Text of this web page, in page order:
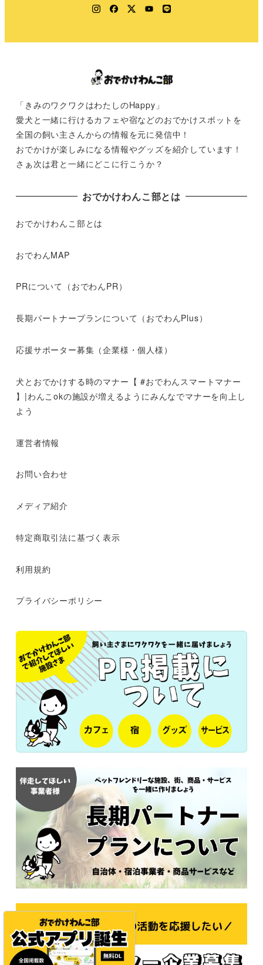
Instagram
Facebook
TwitterYouTube
LINE
「きみのワクワクはわたしのHappy」
愛犬と一緒に行けるカフェや宿などのおでかけスポットを
全国の飼い主さんからの情報を元に発信中！
おでかけが楽しみになる情報やグッズを紹介しています！
さぁ次は君と一緒にどこに行こうか？
おでかけわんこ部とは
おでかけわんこ部とは
おでわんMAP
PRについて（おでわんPR）
長期パートナープランについて（おでわんPlus）
応援サポーター募集（企業様・個人様）
犬とおでかけする時のマナー【 #おでわんスマートマナー
】|わんこokの施設が増えるようにみんなでマナーを向上し
よう
運営者情報
お問い合わせ
メディア紹介
特定商取引法に基づく表示
利用規約
プライバシーポリシー